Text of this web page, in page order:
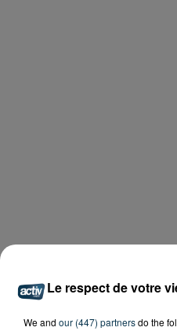
Le respect de votre
We and our (447) partnersdo the